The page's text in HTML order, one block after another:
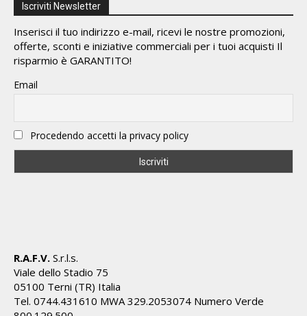
Iscriviti Newsletter
Inserisci il tuo indirizzo e-mail, ricevi le nostre promozioni,
offerte, sconti e iniziative commerciali per i tuoi acquisti Il
risparmio è GARANTITO!
Email
Procedendo accetti la privacy policy
R.A.F.V. S.r.l.s.
Viale dello Stadio 75
05100 Terni (TR) Italia
Tel. 0744.431610 MWA 329.2053074 Numero Verde